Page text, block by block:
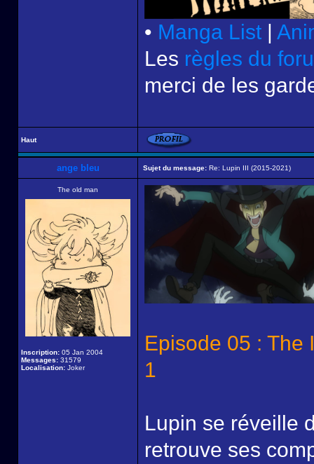
• Manga List |
Les règles du
merci de les
Haut
ange bleu Sujet du message: Re: Lupin III (2015-2021)
The old man
Inscription: 05 Jan 2004
Messages: 31579
Localisation: Joker
Episode 05 : The
1
Lupin se réveille
retrouve ses